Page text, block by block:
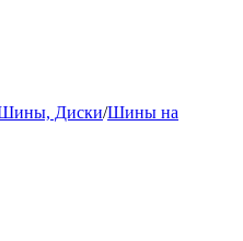
Диски/Шины на